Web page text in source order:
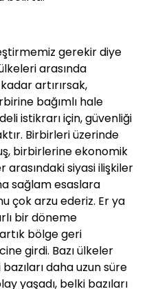
gerekir diye
arasında
artırırsak,
bağımlı hale
istikrarı için, güvenliği
Birbirleri üzerinde
birbirlerine ekonomik
arasındaki siyasi ilişkiler
sağlam esaslara
çok arzu ederiz. Er ya
bir döneme
bölge geri
girdi. Bazı ülkeler
daha uzun süre
yaşadı, belki bazıları